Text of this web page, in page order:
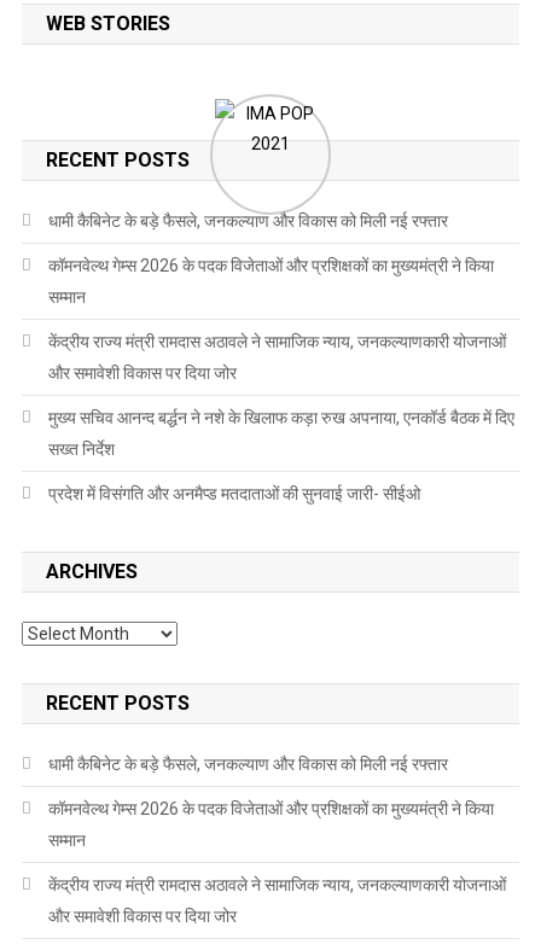
WEB STORIES
RECENT POSTS
धामी कैबिनेट के बड़े फैसले, जनकल्याण और विकास को मिली नई रफ्तार
कॉमनवेल्थ गेम्स 2026 के पदक विजेताओं और प्रशिक्षकों का मुख्यमंत्री ने किया
सम्मान
केंद्रीय राज्य मंत्री रामदास अठावले ने सामाजिक न्याय, जनकल्याणकारी योजनाओं
और समावेशी विकास पर दिया जोर
मुख्य सचिव आनन्द बर्द्धन ने नशे के खिलाफ कड़ा रुख अपनाया, एनकॉर्ड बैठक में दिए
सख्त निर्देश
प्रदेश में विसंगति और अनमैप्ड मतदाताओं की सुनवाई जारी- सीईओ
ARCHIVES
Archives
RECENT POSTS
धामी कैबिनेट के बड़े फैसले, जनकल्याण और विकास को मिली नई रफ्तार
कॉमनवेल्थ गेम्स 2026 के पदक विजेताओं और प्रशिक्षकों का मुख्यमंत्री ने किया
सम्मान
केंद्रीय राज्य मंत्री रामदास अठावले ने सामाजिक न्याय, जनकल्याणकारी योजनाओं
और समावेशी विकास पर दिया जोर